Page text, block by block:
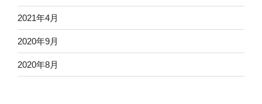
2021年4月
2020年9月
2020年8月